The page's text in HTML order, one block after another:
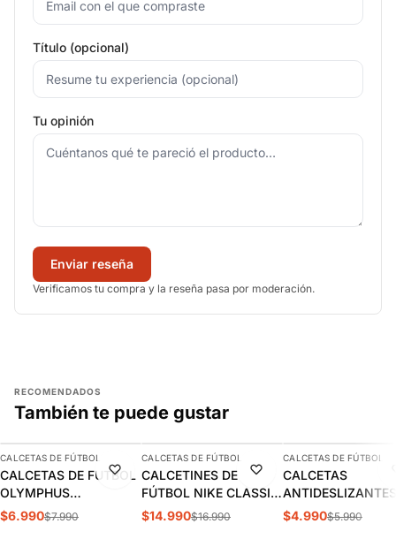
Título (opcional)
Tu opinión
Enviar reseña
Verificamos tu compra y la reseña pasa por moderación.
RECOMENDADOS
También te puede gustar
-13%
AGREGAR
CALCETAS DE FÚTBOL
CALCETAS DE FUTBOL
OLYMPHUS
ANTIDESLIZANTES
$6.990$7.990
-12%
AGREGAR
CALCETAS DE FÚTBOL
CALCETINES DE
FÚTBOL NIKE CLASSIC
2 NEGROS (UNISEX) |
$14.990$16.990
-17%
CALCETAS DE FÚTBOL
CALCETAS
ANTIDESLIZANTES
FÚTBOL OXN
$4.990$5.990